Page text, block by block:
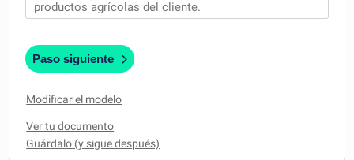
Paso siguiente
Modificar el modelo
Ver tu documento